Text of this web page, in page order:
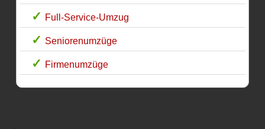
Full-Service-Umzug
Seniorenumzüge
Firmenumzüge